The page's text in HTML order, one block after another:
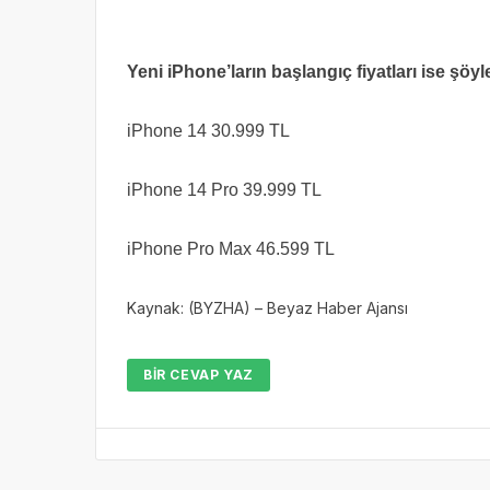
Yeni iPhone’ların başlangıç fiyatları ise
iPhone 14 30.999 TL
iPhone 14 Pro 39.999 TL
iPhone Pro Max 46.599 TL
Kaynak: (BYZHA) – Beyaz Haber Ajansı
BIR CEVAP YAZ